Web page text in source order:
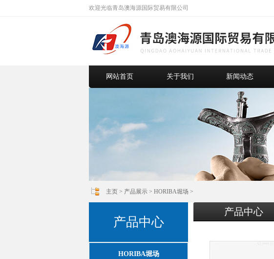
欢迎光临青岛澳海源国际贸易有限公司
网站首页 关于我们 新闻动态
主页 > 产品展示 > HORIBA堀场 >
产品中心
HORIBA堀场
产品中心